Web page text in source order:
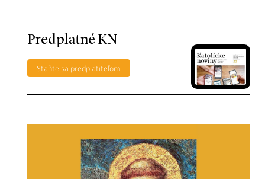
Predplatné KN
Staňte sa predplatiteľom